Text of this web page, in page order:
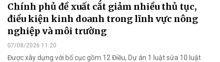
Chính phủ đề xuất cắt giảm nhiều thủ tục,
điều kiện kinh doanh trong lĩnh vực nông
nghiệp và môi trường
07/08/2026 11:20
Được xây dựng với bố cục gồm 12 Điều, Dự án 1 luật sửa 10 luật